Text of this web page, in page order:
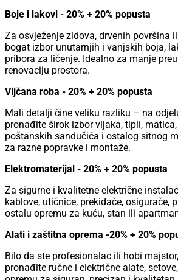
Boje i lakovi - 20% + 20% popusta
Za osvježenje zidova, drvenih površina
bogat izbor unutarnjih i vanjskih boja,
pribora za ličenje. Idealno za manje
renovaciju prostora.
Vijčana roba - 20% + 20% popusta
Mali detalji čine veliku razliku – na
pronađite širok izbor vijaka, tipli,
poštanskih sandučića i ostalog sitnog
za razne popravke i montaže.
Elektromaterijal - 20% + 20% popusta
Za sigurne i kvalitetne električne
kablove, utičnice, prekidače, osigurače,
ostalu opremu za kuću, stan ili
Alati i zaštitna oprema -20% + 20%
Bilo da ste profesionalac ili hobi
pronađite ručne i električne alate,